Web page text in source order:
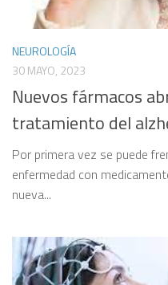
NEUROLOGÍA
30 MAYO, 2023
Nuevos fármacos
tratamiento del
Por primera vez se puede
enfermedad con
nueva...